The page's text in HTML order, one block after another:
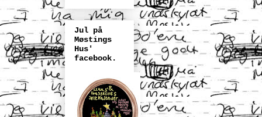
Jul på
Møstings
Hus'
facebook.